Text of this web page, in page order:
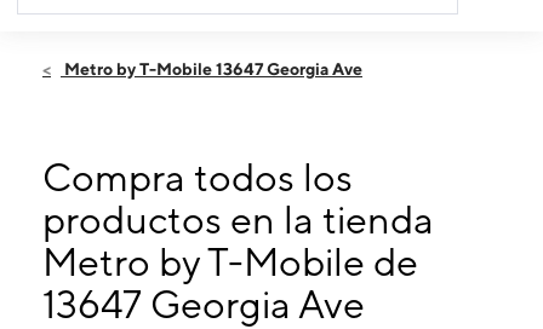
Domingo:8:30 a. m. a 7:00 p. m.
Jueves:
8:30 a. m. a 8:00 p. m.
Viernes: 8:30 a. m. a 9:00 p. m.
Sábado:8:30 a. m. a 9:00 p. m.
13647 Georgia Ave Aspen Hill, MD 20906
Metro by T-Mobile 13647 Georgia Ave
Compra todos los
productos en la tienda
Metro by T-Mobile de
13647 Georgia Ave